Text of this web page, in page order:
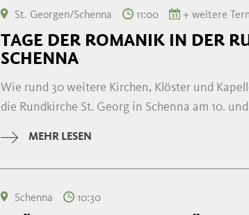
St. Georgen/Schenna 11:00 + weitere
TAGE DER ROMANIK IN DER
SCHENNA
Wie rund 30 weitere Kirchen, Klöster und
die Rundkirche St. Georg in Schenna am 10.
MEHR LESEN
Schenna 10:30